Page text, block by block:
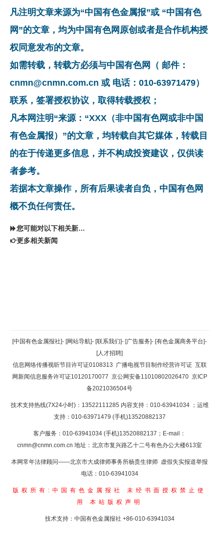
凡注明文章来源为“中国有色金属报”或 “中国有色
网”的文章，均为中国有色网原创或者是合作机构授
权同意发布的文章。
如需转载，转载方必须与中国有色网（ 邮件：
cnmn@cnmn.com.cn 或 电话：010-63971479）
联系，签署授权协议，取得转载授权；
凡本网注明“来源：“XXX（非中国有色网或非中国
有色金属报）”的文章，均转载自其它媒体，转载目
的在于传递更多信息，并不构成投资建议，仅供读
者参考。
若据本文章操作，所有后果读者自负，中国有色网
概不负任何责任。
您可能对以下相关新闻同样感兴趣
更多相关新闻
返回顶部
返回首页
[中国有色金属报社]- [网站导航]- [联系我们]- [广告服务]- [有色金属商务平台]-
[人才招聘]
信息网络传播视听节目许可证0108313 广播电视节目制作经营许可证 互联
网新闻信息服务许可证10120170077 京公网安备11010802026470 京ICP
备2021036504号
技术支持热线(7X24小时)：13522111285 内容支持：010-63941034 ；运维
支持：010-63971479 (手机)13520882137
客户服务：010-63941034 (手机)13520882137；E-mail：
cnmn@cnmn.com.cn 地址：北京市复兴路乙十二号有色办公大楼613室
本网常年法律顾问——北京市大成律师事务所杨贵生律师 虚假失实报道举报
电话：010-63941034
版权所有:中国有色金属报社
未经书面授权禁止使
用 本站版权声明
技术支持：中国有色金属报社 +86-010-63941034